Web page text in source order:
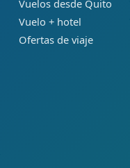
Vuelos desde Quito
Vuelo + hotel
Ofertas de viaje